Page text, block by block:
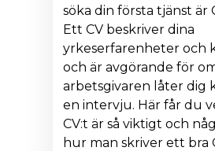
söka din första tjänst är
Ett CV beskriver dina
yrkeserfarenheter och
och är avgörande för
arbetsgivaren låter dig
en intervju. Här får du
CV:t är så viktigt och
hur man skriver ett bra